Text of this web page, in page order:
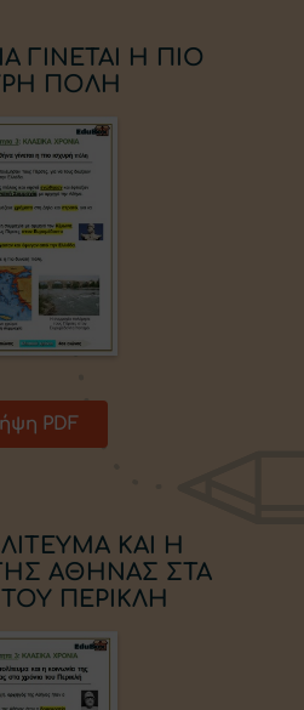
ΓΙΝΕΤΑΙ Η ΠΙΟ
ΠΟΛΗ
PDF
ΚΑΙ Η
ΑΘΗΝΑΣ ΣΤΑ
ΠΕΡΙΚΛΗ